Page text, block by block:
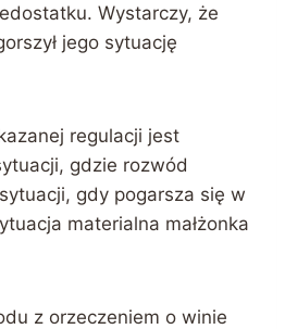
Wystarczy, że
jego sytuację
regulacji jest
gdzie rozwód
gdy pogarsza się w
materialna małżonka
z orzeczeniem o winie